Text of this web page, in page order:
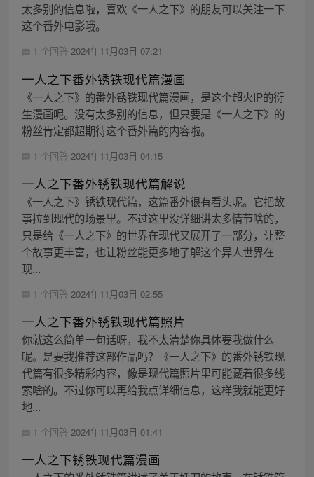
太多别的信息啦，喜欢《一人之下》的朋友可以关注一下
这个番外电影哦。
1 个回答 2024年11月03日 07:21
一人之下番外锈铁现代篇漫画
《一人之下》的番外锈铁现代篇漫画，是这个超火IP的衍
生漫画呢。没有太多别的信息，但只要是《一人之下》的
粉丝肯定都超期待这个番外篇的内容啦。
1 个回答 2024年11月03日 04:15
一人之下番外锈铁现代篇解说
《一人之下》锈铁现代篇，这篇番外很有看头呢。它把故
事拉到现代的场景里。不过这里没详细讲太多情节啥的，
只是给《一人之下》的世界在现代又展开了一部分，让整
个故事更丰富，也让粉丝能更多地了解这个异人世界在
现...
1 个回答 2024年11月03日 02:55
一人之下番外锈铁现代篇照片
你就这么简单一句话呀，我不太清楚你具体要我做什么
呢。是要我推荐这部作品吗？《一人之下》的番外锈铁现
代篇有很多精彩内容，像是现代篇照片里可能藏着很多线
索啥的。不过你可以再给我点详细信息，这样我就能更好
地...
1 个回答 2024年11月03日 01:41
一人之下锈铁现代篇漫画